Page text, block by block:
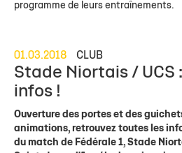
programme de leurs entraînements.
01.03.2018 CLUB
Stade Niortais / UCS
infos !
Ouverture des portes et des
animations, retrouvez toutes les
du match de Fédérale 1, Stade